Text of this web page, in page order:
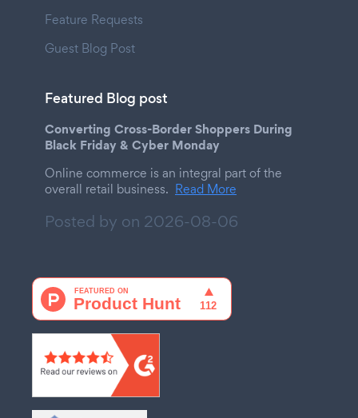
Feature Requests
Guest Blog Post
Featured Blog post
Converting Cross-Border Shoppers During
Black Friday & Cyber Monday
Online commerce is an integral part of the
overall retail business. Read More
Posted by on 2026-08-06